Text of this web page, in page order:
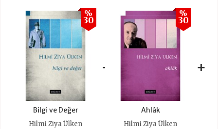
Bilgi ve Değer
%
30
Hilmi Ziya Ülken
+
Ahlâk
%
30
Hilmi Ziya Ülken
+